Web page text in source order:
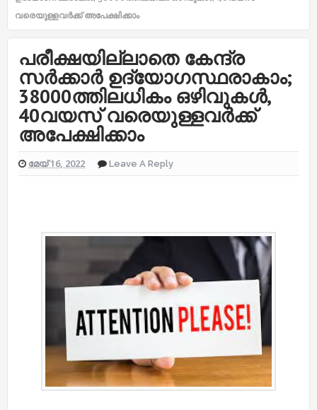
വരെയുള്ളവര്‍ക്ക് അപേക്ഷിക്കാം
പരീക്ഷയില്ലാതെ കേന്ദ്ര
സര്‍ക്കാര്‍ ഉദ്യോഗസ്ഥരാകാം;
38000ത്തിലധികം ഒഴിവുകള്‍,
40വയസ് വരെയുള്ളവര്‍ക്ക്
അപേക്ഷിക്കാം
മേയ് 16, 2022 Leave A Reply